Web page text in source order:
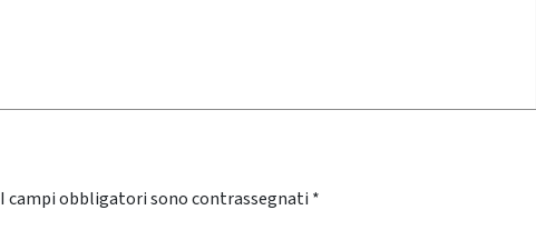
I campi obbligatori sono contrassegnati *